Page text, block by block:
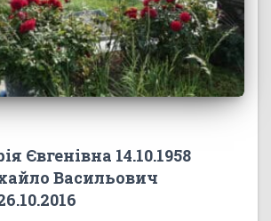
Євгенівна 14.10.1958
Васильович